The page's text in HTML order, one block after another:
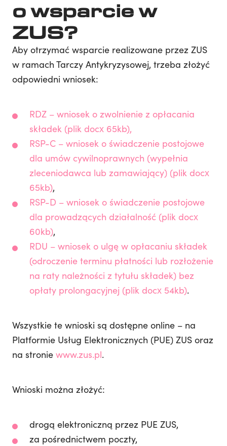
o wsparcie w
ZUS?
Aby otrzymać wsparcie realizowane przez ZUS
w ramach Tarczy Antykryzysowej, trzeba złożyć
odpowiedni wniosek:
RDZ – wniosek o zwolnienie z opłacania
składek (plik docx 65kb),
RSP-C – wniosek o świadczenie postojowe
dla umów cywilnoprawnych (wypełnia
zleceniodawca lub zamawiający) (plik docx
65kb),
RSP-D – wniosek o świadczenie postojowe
dla prowadzących działalność (plik docx
60kb),
RDU – wniosek o ulgę w opłacaniu składek
(odroczenie terminu płatności lub rozłożenie
na raty należności z tytułu składek) bez
opłaty prolongacyjnej (plik docx 54kb).
Wszystkie te wnioski są dostępne online – na
Platformie Usług Elektronicznych (PUE) ZUS oraz
na stronie www.zus.pl.
Wnioski można złożyć:
drogą elektroniczną przez PUE ZUS,
za pośrednictwem poczty,